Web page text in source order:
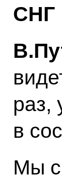
СНГ
раз,
в
Мы с